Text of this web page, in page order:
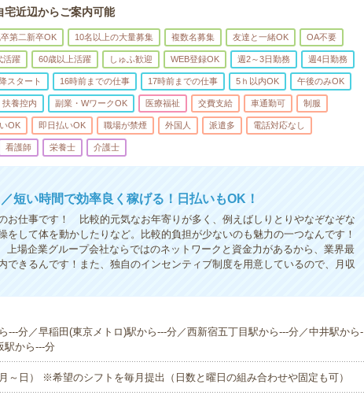
近辺からご案内可能
卒第二新卒OK 10名以上の大量募集 複数名募集 友達と一緒OK OA不要
活躍 60歳以上活躍 しゅふ歓迎 WEB登録OK 週2～3日勤務 週4日勤務
スタート 16時前までの仕事 17時前までの仕事 5ｈ以内OK 午後のみOK
扶養控内 副業・WワークOK 医療福祉 交費支給 車通勤可 制服
OK 即日払いOK 職場が禁煙 外国人 派遣多 電話対応なし
看護師 栄養士 介護士
短い時間で効率良く稼げる！日払いもOK！
お仕事です！ 比較的元気なお年寄りが多く、例えばしりとりやなぞなぞな
をして体を動かしたりなど。比較的負担が少ないのも魅力の一つなんです！
場企業グループ会社ならではのネットワークと資金力があるから、業界最
できるんです！また、独自のインセンティブ制度を用意しているので、月収
---分／早稲田(東京メトロ)駅から---分／西新宿五丁目駅から---分／中井駅から-
駅から---分
～日） ※希望のシフトを毎月提出（日数と曜日の組み合わせや固定も可）